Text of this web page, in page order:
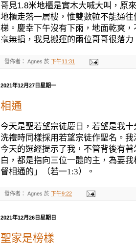
哥見1.8米地櫃是實木大喊大叫，原
地櫃走落一層樓，惟雙數𨋢不能通
梯。慶幸下午沒有下雨，地面乾爽
毫無損，我見搬運的兩位哥哥很落力
發佈者： Agnes 於 下午11:31
2021年12月27日星期一
相通
今天是聖若望宗徒慶日，若望是我
洗禮時同樣採用若望宗徒作聖名。
今天的選經提示了我，不管背後有
白，都是指向三位一體的主，為要
督相通的」（若一1:3）。
發佈者： Agnes 於 下午9:22
2021年12月26日星期日
聖家是榜樣